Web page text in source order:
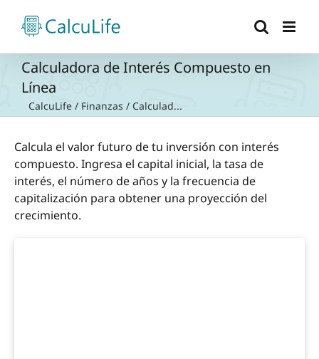
contenido
Calculadora de Interés Compuesto en
Línea
CalcuLife / Finanzas / Calculad...
Calcula el valor futuro de tu inversión con interés
compuesto. Ingresa el capital inicial, la tasa de
interés, el número de años y la frecuencia de
capitalización para obtener una proyección del
crecimiento.